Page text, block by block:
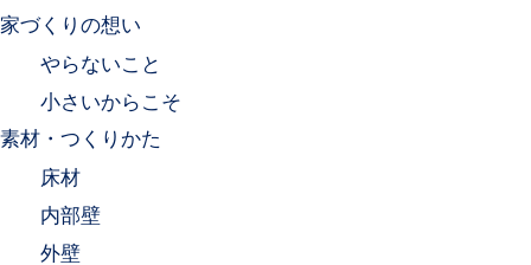
家づくりの想い
やらないこと
小さいからこそ
素材・つくりかた
床材
内部壁
外壁